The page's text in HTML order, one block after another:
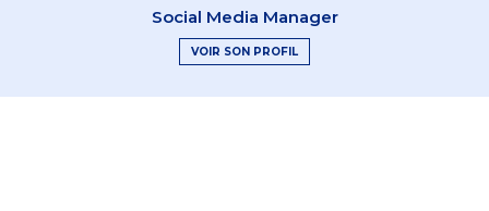
Social Media Manager
VOIR SON PROFIL